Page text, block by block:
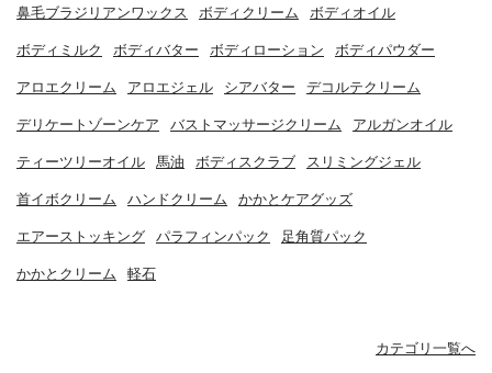
鼻毛ブラジリアンワックス ボディクリーム ボディオイル
ボディミルク ボディバター ボディローション ボディパウダー
アロエクリーム アロエジェル シアバター デコルテクリーム
デリケートゾーンケア バストマッサージクリーム アルガンオイル
ティーツリーオイル 馬油 ボディスクラブ スリミングジェル
首イボクリーム ハンドクリーム かかとケアグッズ
エアーストッキング パラフィンパック 足角質パック
かかとクリーム 軽石
カテゴリ一覧へ